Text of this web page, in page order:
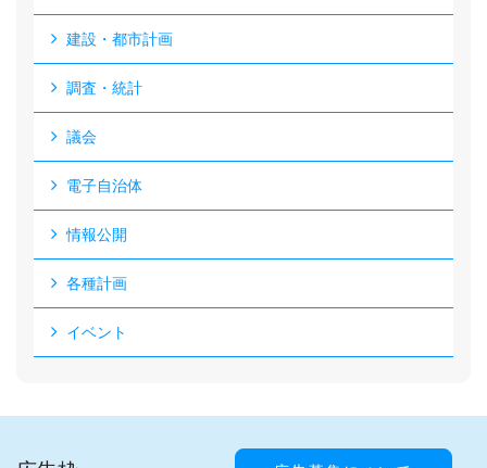
建設・都市計画
調査・統計
議会
電子自治体
情報公開
各種計画
イベント